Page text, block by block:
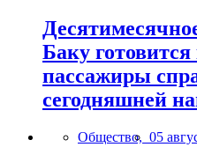
Баку
пассажиры
сегодняшней
Общество, 05